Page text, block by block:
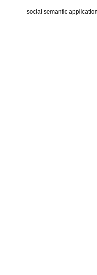
social semantic